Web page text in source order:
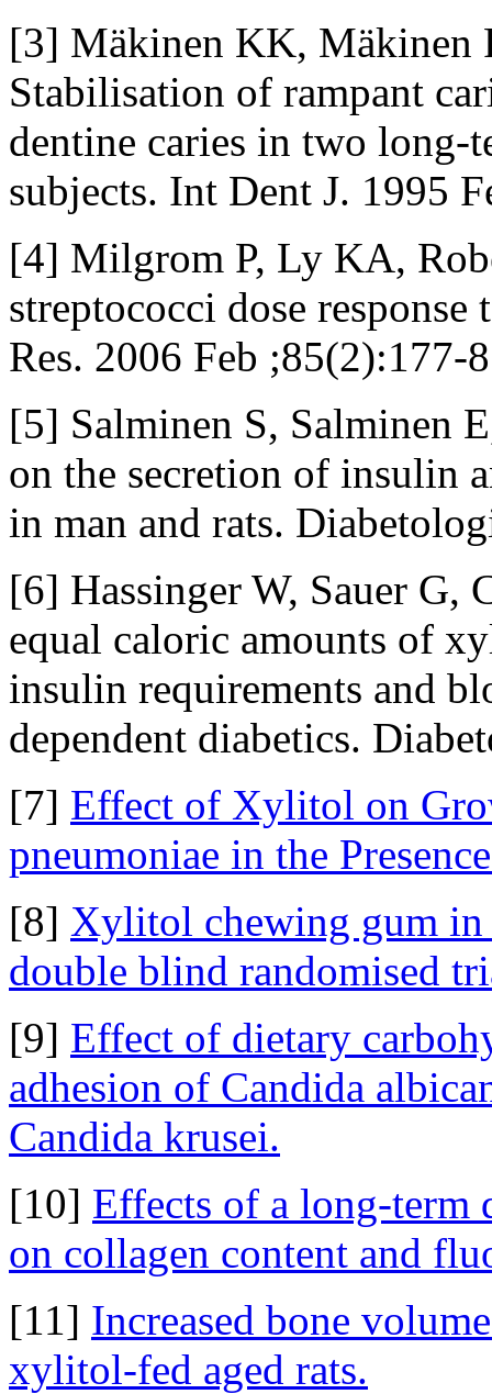
[3] Mäkinen KK, Mäkinen
Stabilisation of rampant
dentine caries in two long-
subjects. Int Dent J. 1995
[4] Milgrom P, Ly KA,
streptococci dose
Res. 2006 Feb ;85(2):177-
[5] Salminen S, Salminen
on the secretion of insulin
in man and rats.
[6] Hassinger W, Sauer G,
equal caloric amounts of
insulin requirements and
dependent diabetics.
[7] Effect of Xylitol on
pneumoniae in the
[8] Xylitol chewing gum in
double blind randomised
[9] Effect of dietary
adhesion of Candida
Candida krusei.
[10] Effects of a long-
on collagen content and
[11] Increased bone
xylitol-fed aged rats.